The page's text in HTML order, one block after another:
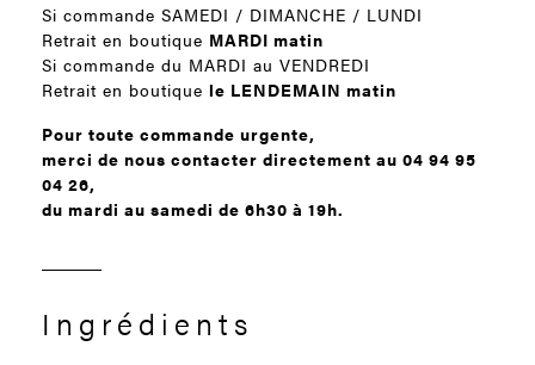
Si commande SAMEDI / DIMANCHE / LUNDI
Retrait en boutique MARDI matin
Si commande du MARDI au VENDREDI
Retrait en boutique le LENDEMAIN matin
Pour toute commande urgente,
merci de nous contacter directement au 04 94 95
04 26,
du mardi au samedi de 6h30 à 19h.
Ingrédients